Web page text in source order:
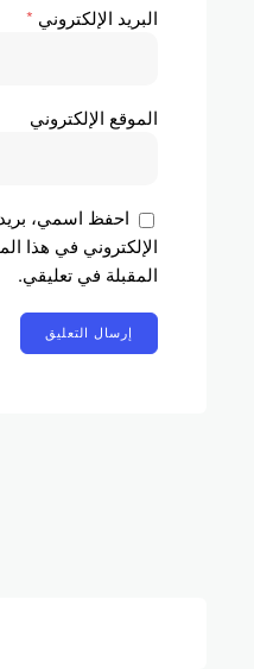
البريد الإلكتروني *
الموقع الإلكتروني
احفظ اسمي،
الإلكتروني في هذا
المقبلة في تعليقي.